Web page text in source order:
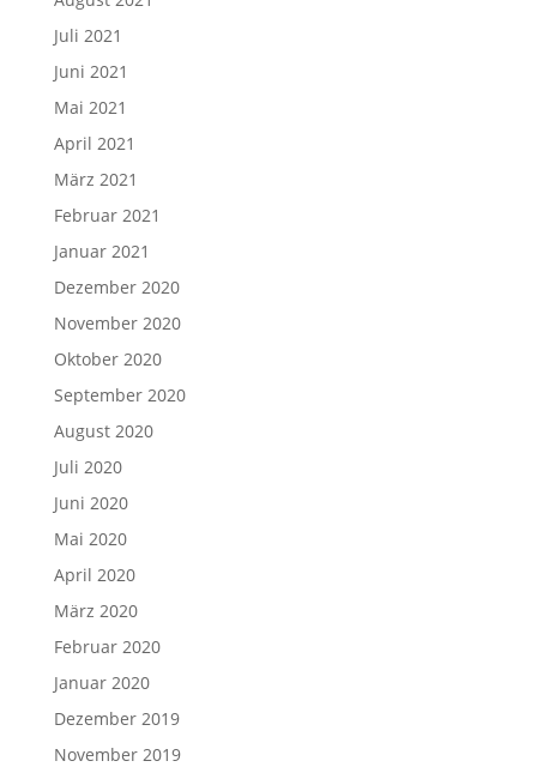
Juli 2021
Juni 2021
Mai 2021
April 2021
März 2021
Februar 2021
Januar 2021
Dezember 2020
November 2020
Oktober 2020
September 2020
August 2020
Juli 2020
Juni 2020
Mai 2020
April 2020
März 2020
Februar 2020
Januar 2020
Dezember 2019
November 2019